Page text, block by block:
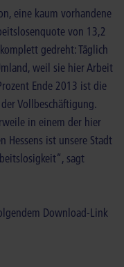
eine kaum vorhandene
von 13,2
gedreht: Täglich
weil sie hier Arbeit
Ende 2013 ist die
Vollbeschäftigung.
in einem der hier
Hessens ist unsere Stadt
sagt
Download-Link